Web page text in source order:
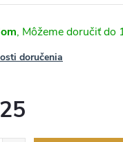
doručenia